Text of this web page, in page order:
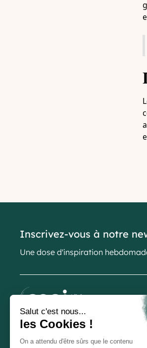
Inscrivez-vous à notre
Une dose d'inspiration
Arrêtez de vous former, transformez-vous !